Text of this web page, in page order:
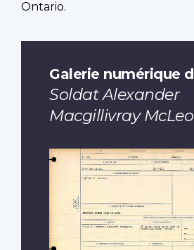
Ontario.
Galerie numérique
Soldat Alexander
Macgillivray